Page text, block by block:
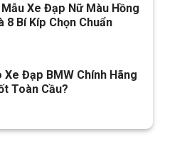
Xe Đạp Nữ Màu Hồng
8 Bí Kíp Chọn Chuẩn
Xe Đạp BMW Chính Hãng
Toàn Cầu?